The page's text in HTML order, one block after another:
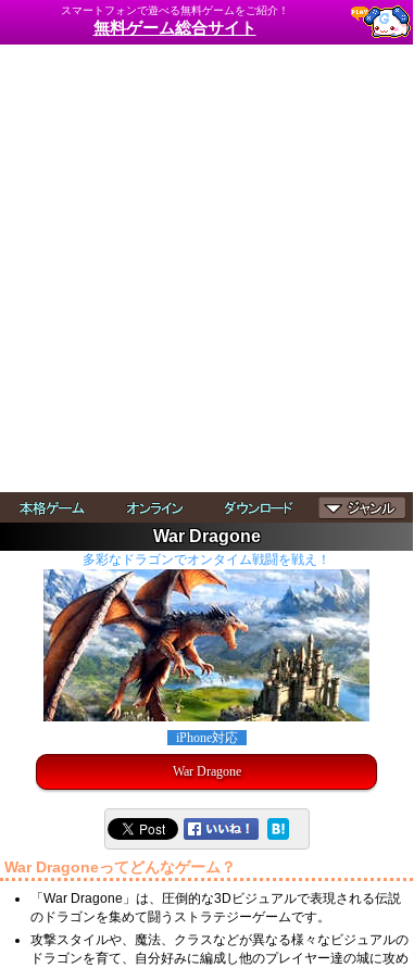
スマートフォンで遊べる無料ゲームをご紹介！
無料ゲーム総合サイト
War Dragone
多彩なドラゴンでオンタイム戦闘を戦え！
iPhone対応
War Dragone
War Dragoneってどんなゲーム？
「War Dragone」は、圧倒的な3Dビジュアルで表現される伝説
のドラゴンを集めて闘うストラテジーゲームです。
攻撃スタイルや、魔法、クラスなどが異なる様々なビジュアルの
ドラゴンを育て、自分好みに編成し他のプレイヤー達の城に攻め